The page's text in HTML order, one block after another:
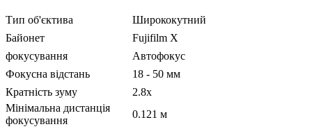
Тип об'єктива
Ширококутний
Байонет
Fujifilm X
фокусування
Автофокус
Фокусна відстань
18 - 50 мм
Кратність зуму
2.8x
Мінімальна дистанція
фокусування
0.121 м